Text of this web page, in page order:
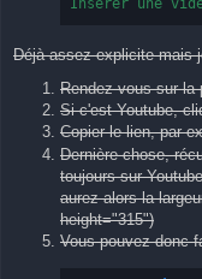
Insérer une
Déjà assez explicite mais
Rendez-vous sur la
Si c'est Youtube,
Copier le lien, par
Dernière chose,
toujours sur
aurez alors la
height="315")
Vous pouvez donc